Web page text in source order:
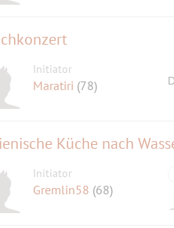
Initiator
Maratiri (78)
Küche nach
Initiator
Gremlin58 (68)